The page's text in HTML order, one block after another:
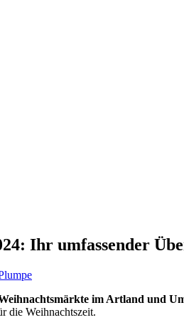
Ihr umfassender
im Artland und
die Weihnachtszeit.